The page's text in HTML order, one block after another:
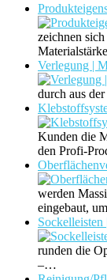
zeichnen
Verlegung |
durch aus
Kunden die
den Profi-
werden
eingebaut,
runden die
–…